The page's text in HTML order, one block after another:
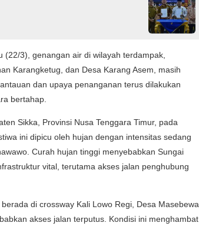
3), genangan air di wilayah terdampak,
Karangketug, dan Desa Karang Asem, masih
dan upaya penanganan terus dilakukan
bertahap.
Sikka, Provinsi Nusa Tenggara Timur, pada
ini dipicu oleh hujan dengan intensitas sedang
Curah hujan tinggi menyebabkan Sungai
vital, terutama akses jalan penghubung
di crossway Kali Lowo Regi, Desa Masebewa,
akses jalan terputus. Kondisi ini menghambat